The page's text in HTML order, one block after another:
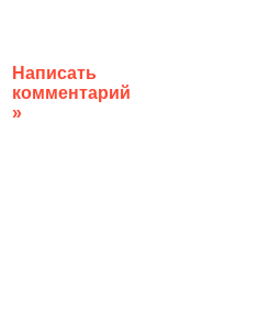
Написать
комментарий
»